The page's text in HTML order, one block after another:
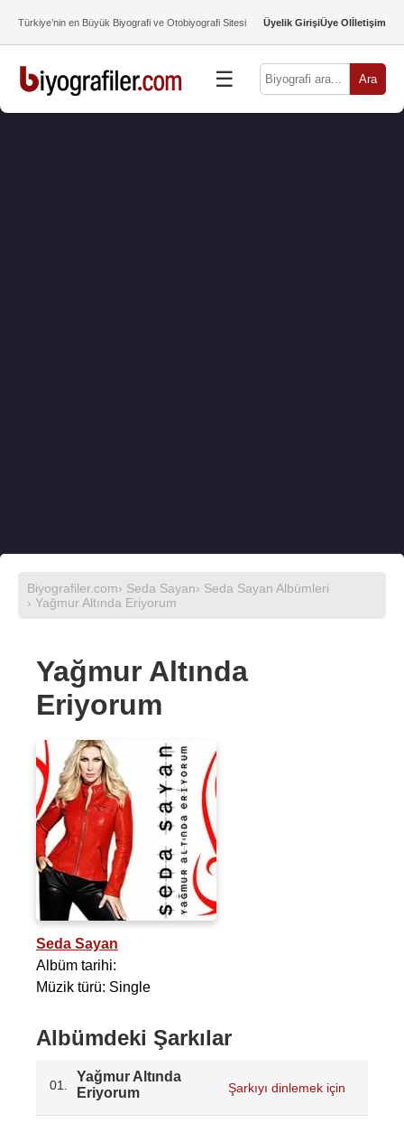
Türkiye’nin en Büyük Biyografi ve Otobiyografi Sitesi Üyelik GirişiÜye Olİletişim
☰ Ara
Biyografiler.com› Seda Sayan› Seda Sayan Albümleri
› Yağmur Altında Eriyorum
Yağmur Altında
Eriyorum
Seda Sayan
Albüm tarihi:
Müzik türü: Single
Albümdeki Şarkılar
01.
Yağmur Altında
Eriyorum
Şarkıyı dinlemek için